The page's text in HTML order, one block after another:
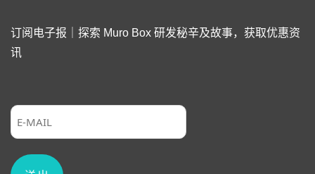
订阅电子报｜探索 Muro Box 研发秘辛及故事，获取优惠资
讯